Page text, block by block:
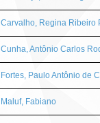
Carvalho, Regina Ribeiro
Cunha, Antônio Carlos
Fortes, Paulo Antônio de
Maluf, Fabiano